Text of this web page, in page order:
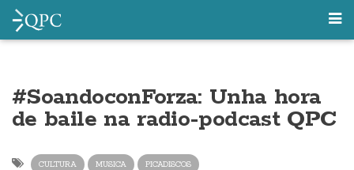
#SoandoconForza: Unha hora
de baile na radio-podcast QPC
CULTURA MUSICA PICADISCOS